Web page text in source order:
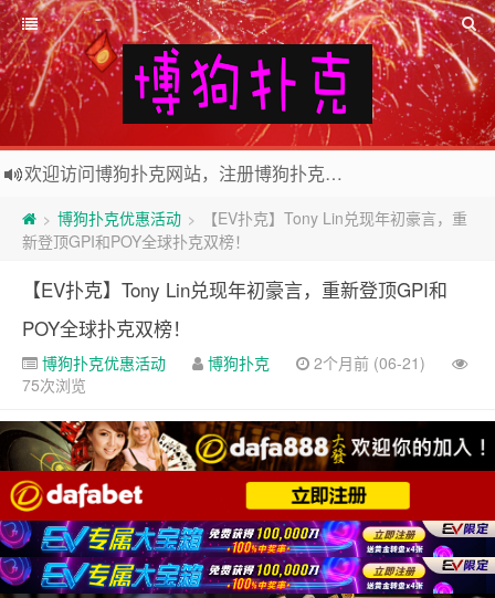
欢迎访问博狗扑克网站，注册博狗扑克免费送10美元现金和2张比赛门票
2026世界杯外围投注网站，注册Bodog博狗投注最高送3888奖金
> 博狗扑克优惠活动 >
【EV扑克】Tony Lin兑现年初豪言，重
新登顶GPI和POY全球扑克双榜！
【EV扑克】Tony Lin兑现年初豪言，重新登顶GPI和
POY全球扑克双榜！
博狗扑克优惠活动 博狗扑克
2个月前 (06-21)
75次浏览